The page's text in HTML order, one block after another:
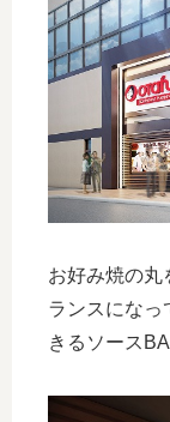
お好み焼の丸
ランスになっ
きるソース